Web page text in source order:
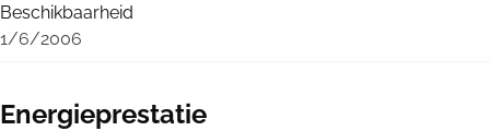
Beschikbaarheid
1/6/2006
Energieprestatie